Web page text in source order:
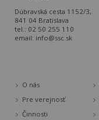
Dúbravská cesta 1152/3,
841 04 Bratislava
tel.: 02 50 255 110
email: info@ssc.sk
O nás
Pre verejnosť
Činnosti